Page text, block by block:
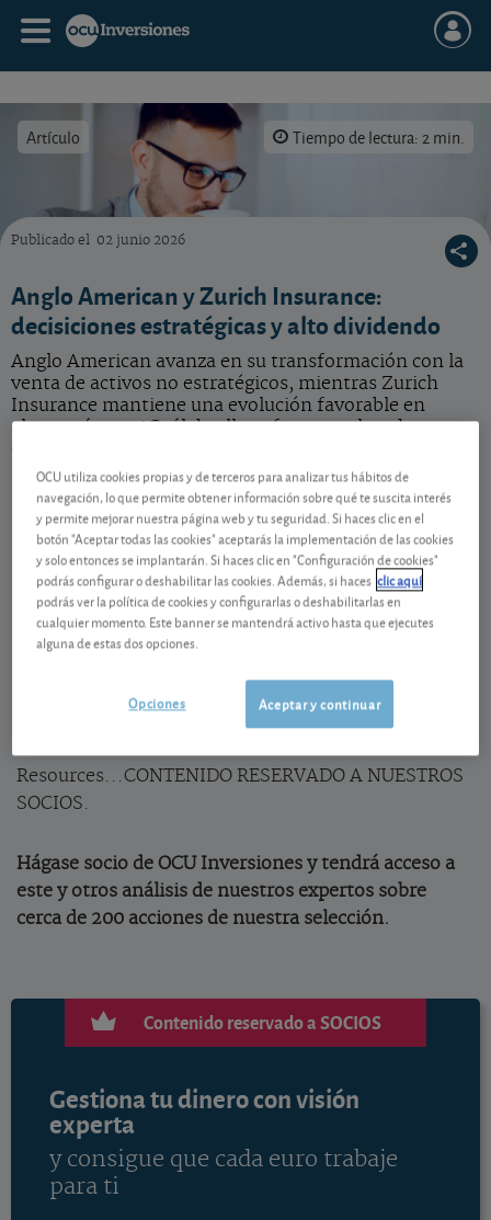
Artículo Tiempo de lectura: 2 min.
Publicado el 02 junio 2026
Anglo American y Zurich Insurance:
decisiciones estratégicas y alto dividendo
Anglo American avanza en su transformación con la
venta de activos no estratégicos, mientras Zurich
Insurance mantiene una evolución favorable en
algunas áreas. ¿Cuál de ellos ofrece un elevado
Anglo American
Anglo Americanvende sus minas de carbón
metalúrgico en Australia por 3.875 millones de
dólares estadounidenses. Se trata de una operación
esperada que forma parte de la estrategia de
hacia el cobre y el mineral de hierro. Esta venta
supone un nuevo paso hacia la fusión de Anglo
Resources...CONTENIDO RESERVADO A NUESTROS
SOCIOS.
Hágase socio de OCU Inversiones y tendrá acceso a
este y otros análisis de nuestros expertos sobre
cerca de 200 acciones de nuestra selección.
Contenido reservado a SOCIOS
Gestiona tu dinero con visión
experta
y consigue que cada euro trabaje
para ti
OCU utiliza cookies propias y de terceros para analizar tus hábitos de
navegación, lo que permite obtener información sobre qué te suscita interés
y permite mejorar nuestra página web y tu seguridad. Si haces clic en el
botón "Aceptar todas las cookies" aceptarás la implementación de las cookies
y solo entonces se implantarán. Si haces clic en "Configuración de cookies"
podrás configurar o deshabilitar las cookies. Además, si haces clic aquí
podrás ver la política de cookies y configurarlas o deshabilitarlas en
cualquier momento. Este banner se mantendrá activo hasta que ejecutes
alguna de estas dos opciones.
Aceptar y continuar
Opciones